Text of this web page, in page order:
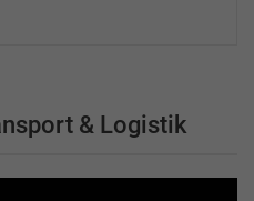
& Logistik